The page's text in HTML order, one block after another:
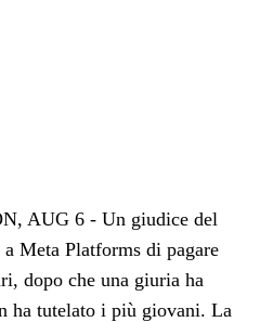
AUG 6 - Un giudice del
Meta Platforms di pagare
dopo che una giuria ha
ha tutelato i più giovani. La